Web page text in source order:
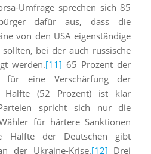
Umfrage sprechen sich 85
dafür aus, dass die
von den USA eigenständige
bei der auch russische
werden.[11] 65 Prozent der
für eine Verschärfung der
Hälfte (52 Prozent) ist klar
spricht sich nur die
für härtere Sanktionen
Hälfte der Deutschen gibt
der Ukraine-Krise.[12] Drei